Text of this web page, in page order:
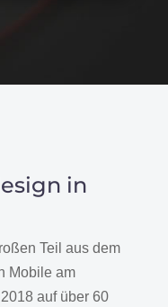
in
Teil aus dem
Mobile am
auf über 60